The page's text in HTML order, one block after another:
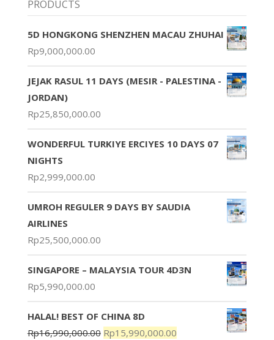
PRODUCTS
5D HONGKONG SHENZHEN MACAU ZHUHAI
Rp9,000,000.00
JEJAK RASUL 11 DAYS (MESIR - PALESTINA -
JORDAN)
Rp25,850,000.00
WONDERFUL TURKIYE ERCIYES 10 DAYS 07
NIGHTS
Rp2,999,000.00
UMROH REGULER 9 DAYS BY SAUDIA
AIRLINES
Rp25,500,000.00
SINGAPORE – MALAYSIA TOUR 4D3N
Rp5,990,000.00
HALAL! BEST OF CHINA 8D
Rp16,990,000.00 Rp15,990,000.00